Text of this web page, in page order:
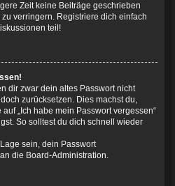
Zeit keine Beiträge geschrieben
verringern. Registriere dich einfach
teil!
dir zwar dein altes Passwort nicht
zurücksetzen. Dies machst du,
„Ich habe mein Passwort vergessen“
So solltest du dich schnell wieder
sein, dein Passwort
die Board-Administration.